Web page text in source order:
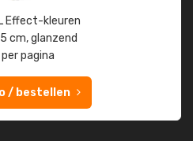
Effect-kleuren
cm, glanzend
per pagina
/ bestellen